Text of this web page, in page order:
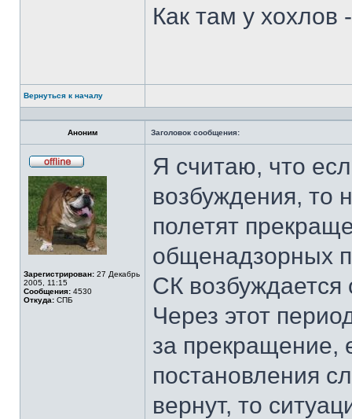
Как там у
Вернуться к началу
Аноним Заголовок сообщения:
в
сети
Зарегистрирован: 27 Декабрь
2005, 11:15
Сообщения: 4530
Откуда: СПБ
Я считаю, что
возбуждения, то
полетят
общенадзорных
СК возбуждается
Через этот
за прекращение,
постановления
вернут, то